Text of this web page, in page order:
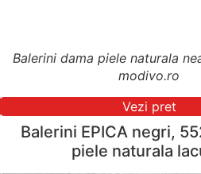
Balerini dama piele naturala
modivo.ro
Vezi pret
Balerini EPICA negri,
piele naturala